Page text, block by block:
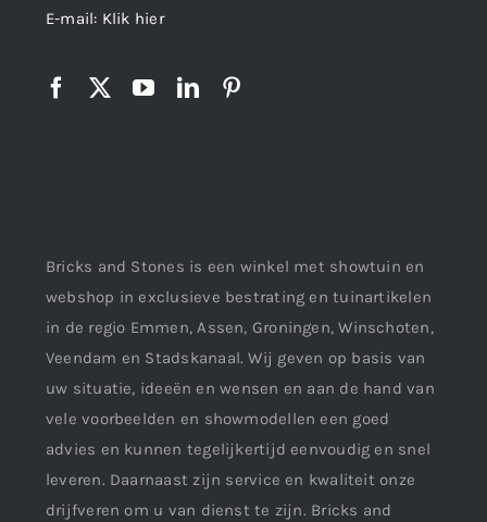
E-mail: Klik hier
Bricks and Stones is een winkel met showtuin en
webshop in exclusieve bestrating en tuinartikelen
in de regio Emmen, Assen, Groningen, Winschoten,
Veendam en Stadskanaal. Wij geven op basis van
uw situatie, ideeën en wensen en aan de hand van
vele voorbeelden en showmodellen een goed
advies en kunnen tegelijkertijd eenvoudig en snel
leveren. Daarnaast zijn service en kwaliteit onze
drijfveren om u van dienst te zijn. Bricks and